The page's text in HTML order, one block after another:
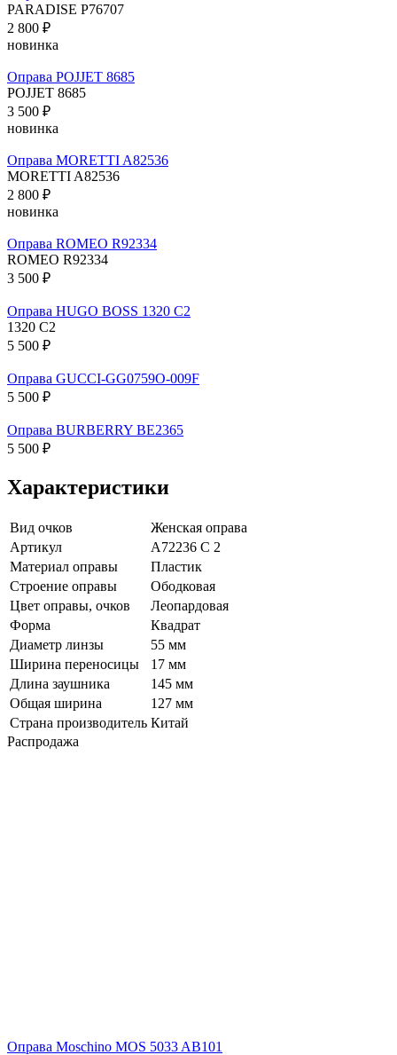
PARADISE P76707
2 800 ₽
новинка
Оправа POJJET 8685
POJJET 8685
3 500 ₽
новинка
Оправа MORETTI A82536
MORETTI A82536
2 800 ₽
новинка
Оправа ROMEO R92334
ROMEO R92334
3 500 ₽
Оправа HUGO BOSS 1320 C2
1320 C2
5 500 ₽
Оправа GUCCI-GG0759O-009F
5 500 ₽
Оправа BURBERRY BE2365
5 500 ₽
Характеристики
Вид очков
Женская оправа
Артикул
A72236 C 2
Материал оправы
Пластик
Строение оправы
Ободковая
Цвет оправы, очков
Леопардовая
Форма
Квадрат
Диаметр линзы
55 мм
Ширина переносицы
17 мм
Длина заушника
145 мм
Общая ширина
127 мм
Страна производитель Китай
Распродажа
Оправа Moschino MOS 5033 AB101